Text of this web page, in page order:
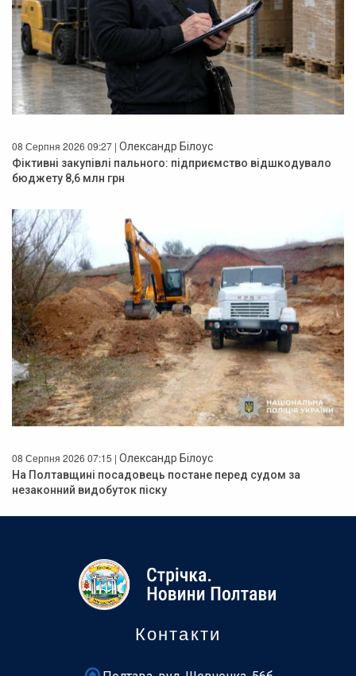
08 Серпня 2026 09:27 | Олександр Білоус
Фіктивні закупівлі пального: підприємство відшкодувало
бюджету 8,6 млн грн
08 Серпня 2026 07:15 | Олександр Білоус
На Полтавщині посадовець постане перед судом за
незаконний видобуток піску
Контакти